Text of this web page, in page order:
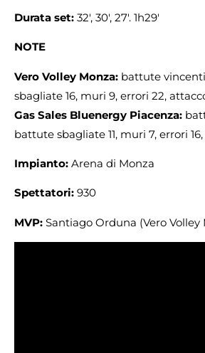
Durata set: 32′, 30′, 27′. 1h29′
NOTE
Vero Volley Monza: battute
sbagliate 16, muri 9, errori 22,
Gas Sales Bluenergy Piacenza:
battute sbagliate 11, muri 7, errori
Impianto: Arena di Monza
Spettatori: 930
MVP: Santiago Orduna (Vero Volley